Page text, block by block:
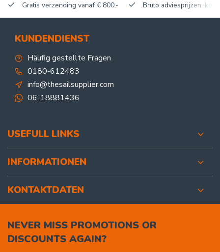
Gratis verzending vanaf € 800,- Bruto adviesprijzen,
KUNDENDIENST
Häufig gestellte Fragen
0180-612483
info@thesailsupplier.com
06-18881436
USEFULL LINKS
INFORMATIONEN
KONTAKTDATEN
NEVER MISS PROMOTIONS OR
DISCOUNTS AGAIN?